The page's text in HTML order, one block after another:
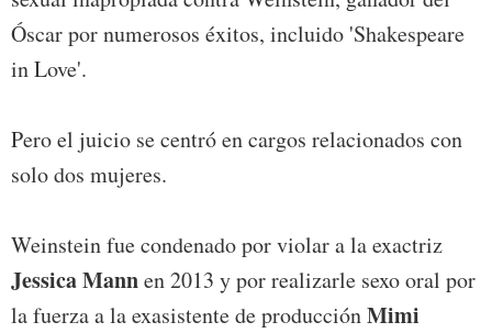
Óscar por numerosos éxitos, incluido 'Shakespeare
in Love'.
Pero el juicio se centró en cargos relacionados con
solo dos mujeres.
Weinstein fue condenado por violar a la exactriz
Jessica Mannen 2013 y por realizarle sexo oral por
la fuerza a la exasistente de producciónMimi